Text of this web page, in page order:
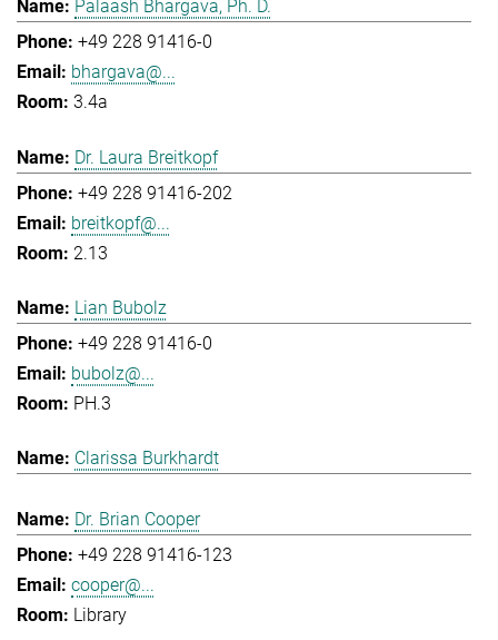
Palaash Bhargava, Ph. D.
+49 228 91416-0
bhargava@...
3.4a
Dr. Laura Breitkopf
+49 228 91416-202
breitkopf@...
2.13
Lian Bubolz
+49 228 91416-0
bubolz@...
PH.3
Clarissa Burkhardt
Dr. Brian Cooper
+49 228 91416-123
cooper@...
Library